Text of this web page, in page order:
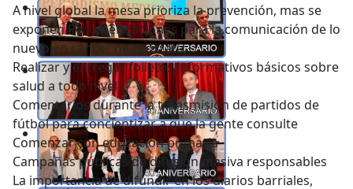
A nivel global la mesa prioriza la prevención, mas se
exponen Recomendaciones para la comunicación de lo
nuevo en cáncer de próstata:
Realizar y entregar folletos informativos básicos sobre
salud a todo nivel
Comentarios durante la transmisión de partidos de
fútbol para concientizar a que la gente consulte
Comenzar con educación primaria
Campañas públicas de difusión masiva responsables
La importancia de difundir en los diarios barriales,